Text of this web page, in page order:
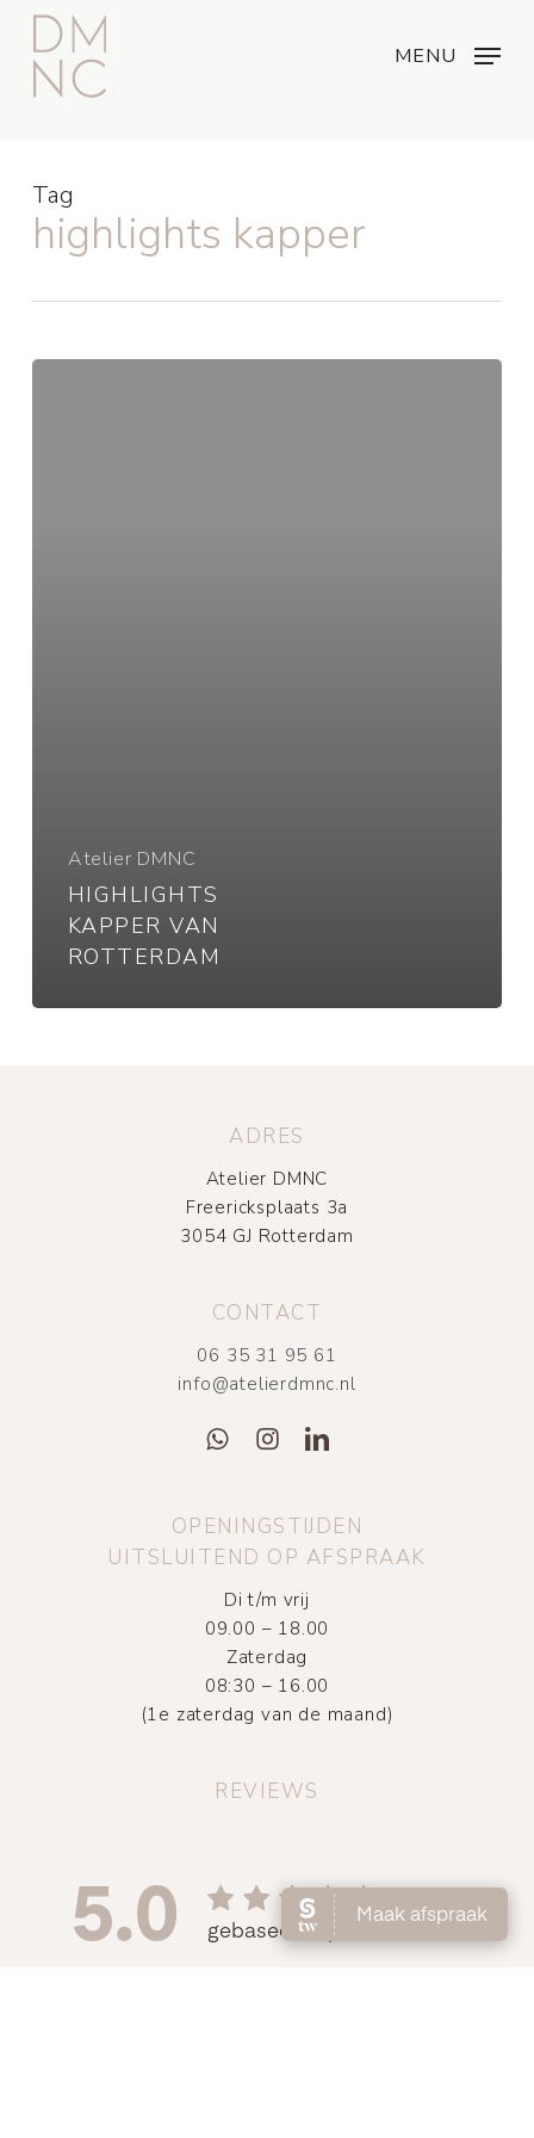
Skip
main
content
MENU
Tag
highlights kapper
Atelier DMNC
HIGHLIGHTS
KAPPER VAN
ROTTERDAM
ADRES
Atelier DMNC
Freericksplaats 3a
3054 GJ Rotterdam
CONTACT
06 35 31 95 61
info@atelierdmnc.nl
OPENINGSTIJDEN
UITSLUITEND OP AFSPRAAK
Di t/m vrij
09.00 – 18.00
Zaterdag
08:30 – 16.00
(1e zaterdag van de maand)
REVIEWS